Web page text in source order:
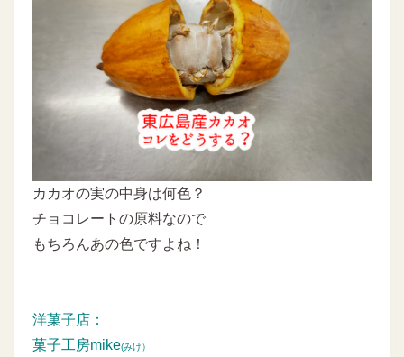
カカオの実の中身は何色？
チョコレートの原料なので
もちろんあの色ですよね！
洋菓子店：
菓子工房mike(みけ）